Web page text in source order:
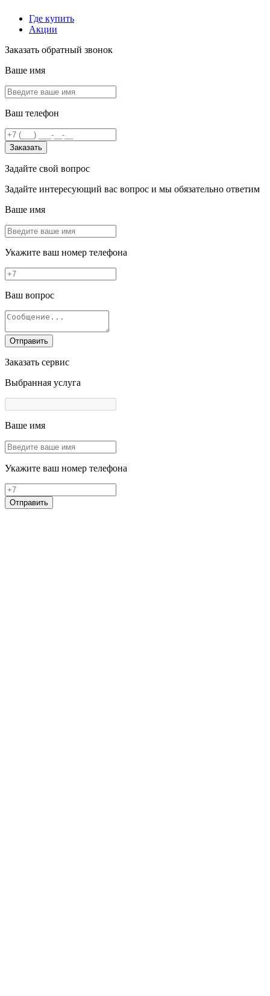
Где купить
Акции
Заказать обратный звонок
Ваше имя
Ваш телефон
Заказать
Задайте свой вопрос
Задайте интересующий вас вопрос и мы обязательно ответим
Ваше имя
Укажите ваш номер телефона
Ваш вопрос
Отправить
Заказать сервис
Выбранная услуга
Ваше имя
Укажите ваш номер телефона
Отправить